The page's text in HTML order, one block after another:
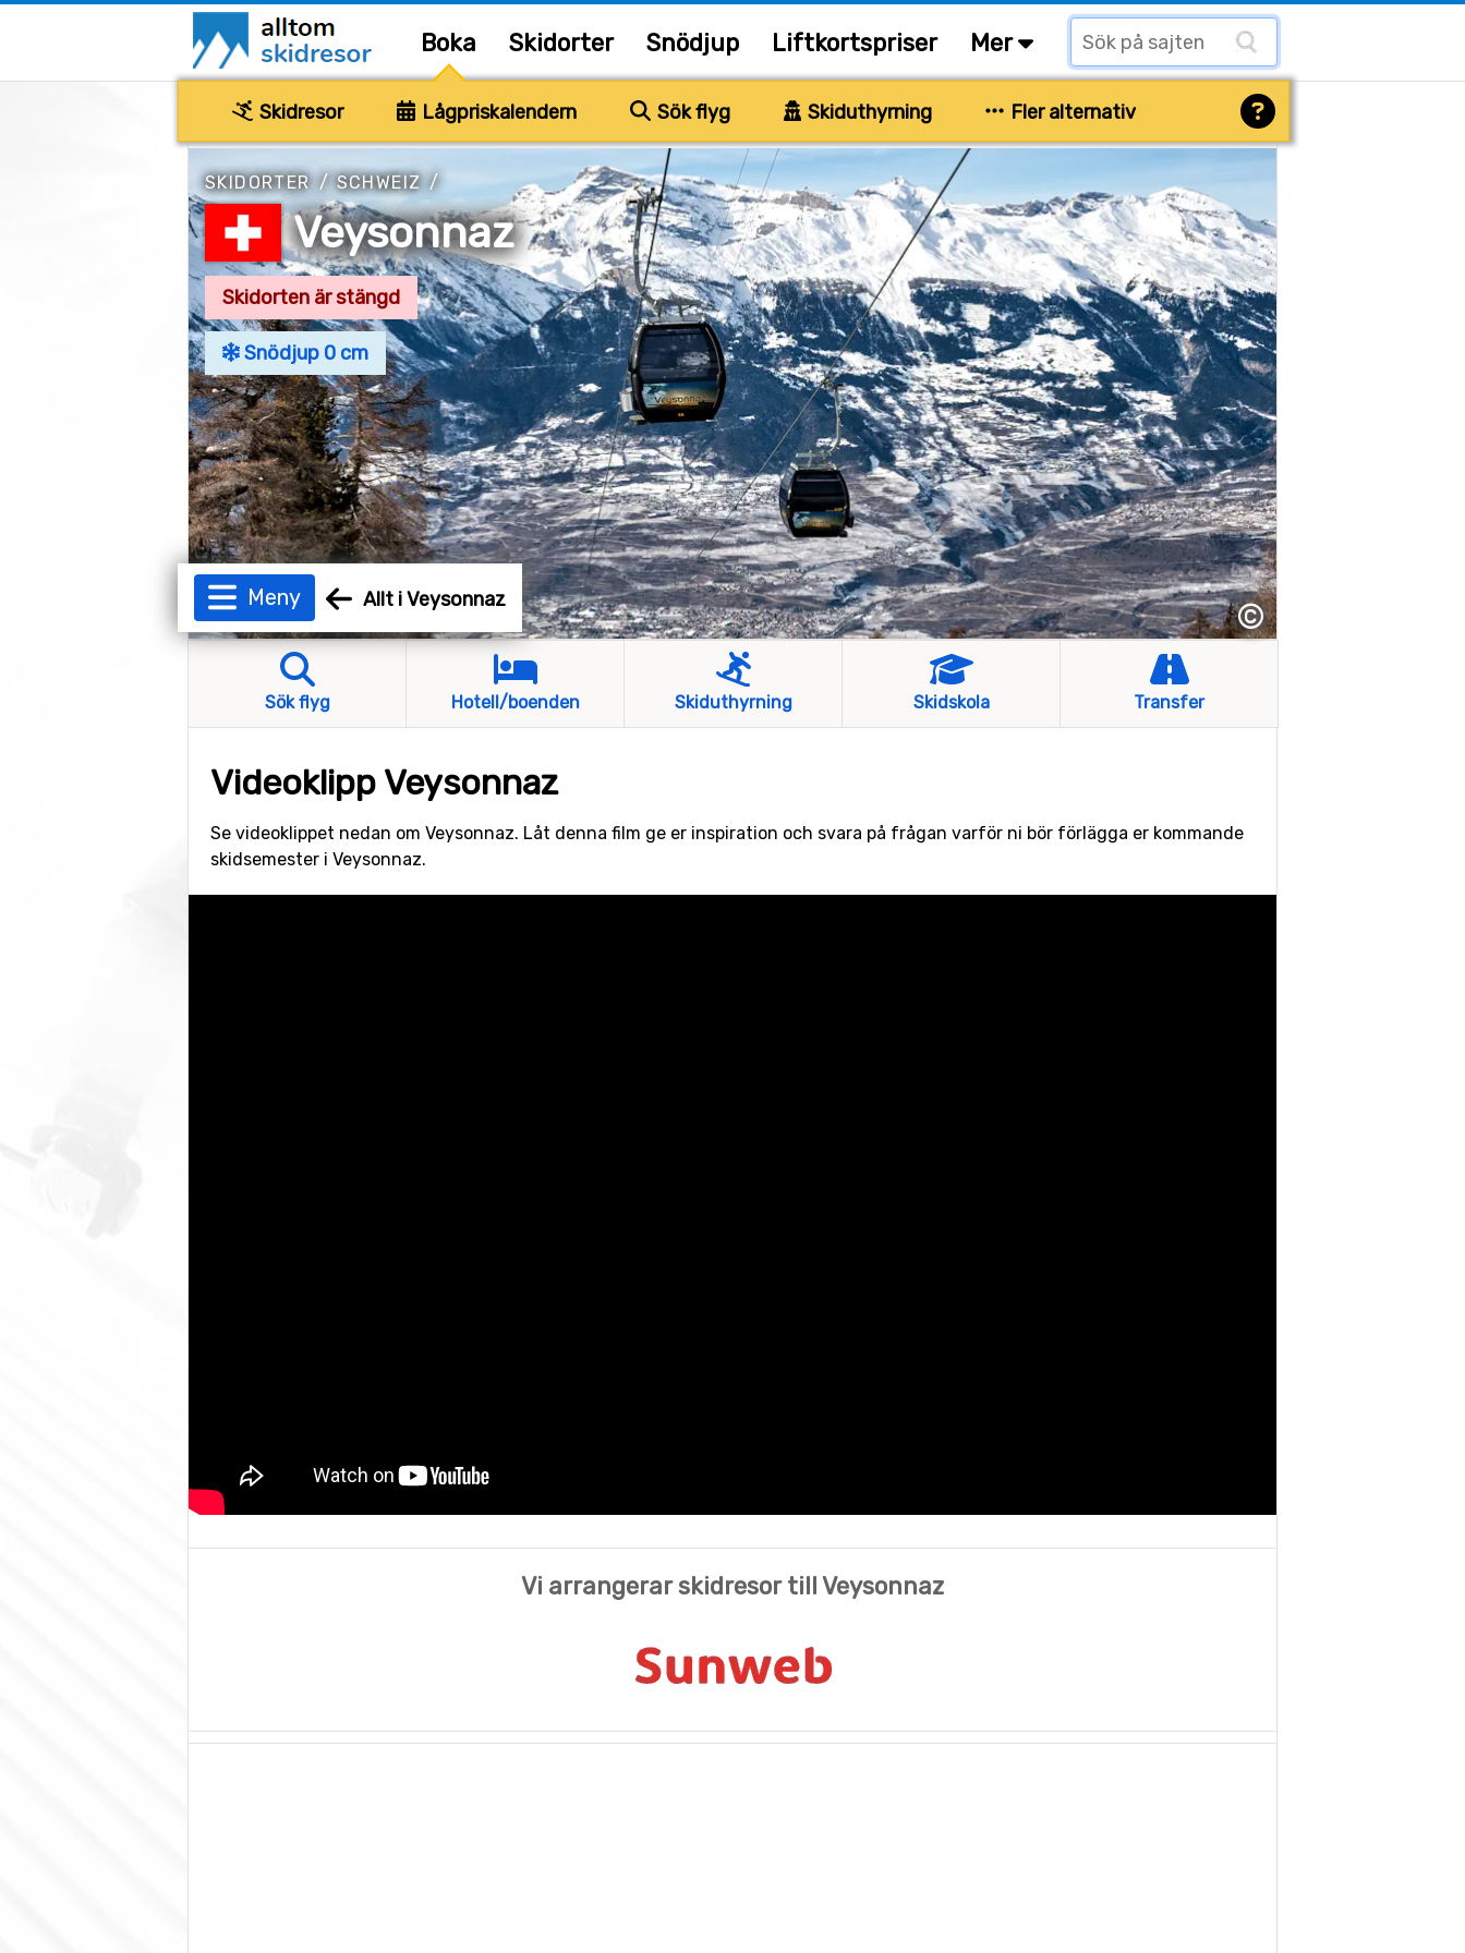
Boka Skidorter Snödjup Liftkortspriser Mer
Skidresor Lågpriskalendern Sök flyg Skiduthyrning Fler alternativ
SKIDORTER / SCHWEIZ /
Veysonnaz
Skidorten är stängd
Snödjup 0 cm
©
Meny Allt i Veysonnaz
Sök flyg Hotell/boenden Skiduthyrning Skidskola Transfer
Videoklipp Veysonnaz
Se videoklippet nedan om Veysonnaz. Låt denna film ge er inspiration och svara på frågan varför ni bör förlägga er kommande
skidsemester i Veysonnaz.
Vi arrangerar skidresor till Veysonnaz